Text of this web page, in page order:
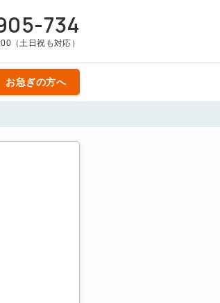
734
（土日祝も対応）
お急ぎの方へ